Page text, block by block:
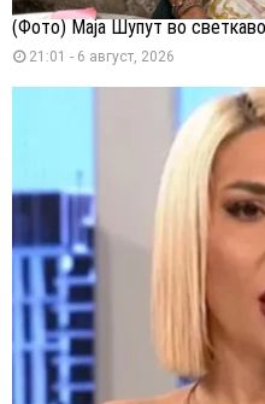
(Фото) Маја Шупут во светкаво
21:01 - 6 август, 2026